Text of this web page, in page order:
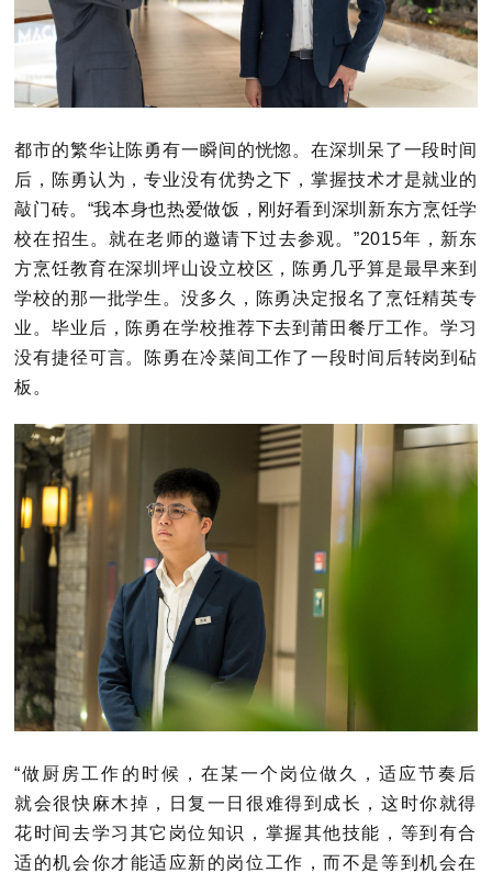
都市的繁华让陈勇有一瞬间的恍惚。在深圳呆了一段时间
后，陈勇认为，专业没有优势之下，掌握技术才是就业的
敲门砖。 “我本身也热爱做饭，刚好看到深圳新东方烹饪学
校在招生。就在老师的邀请下过去参观。”2015年，新东
方烹饪教育在深圳坪山设立校区，陈勇几乎算是最早来到
学校的那一批学生。没多久，陈勇决定报名了烹饪精英专
业。 毕业后，陈勇在学校推荐下去到莆田餐厅工作。学习
没有捷径可言。陈勇在冷菜间工作了一段时间后转岗到砧
板。
“做厨房工作的时候，在某一个岗位做久，适应节奏后
就会很快麻木掉，日复一日很难得到成长，这时你就得
花时间去学习其它岗位知识，掌握其他技能，等到有合
适的机会你才能适应新的岗位工作，而不是等到机会在